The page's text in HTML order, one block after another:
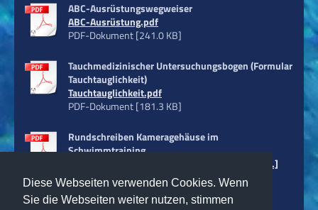
Diese Webseiten verwenden Cookies. Wenn
Sie die Webseiten weiter nutzen, stimmen
ABC-Ausrüstungswegweiser
ABC-Ausrüstung.pdf
PDF-Dokument [241.0 KB]
Tauchmedizinischer Untersuchungsbogen (Formular
Tauchtauglichkeit)
Tauchtauglichkeit.pdf
PDF-Dokument [181.3 KB]
Rundschreiben Kameragehäuse im
Schwimmtraining
Rundschreiben Test von Kameragehäusen.pd[...]
PDF-Dokument [123.4 KB]